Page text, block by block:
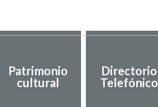
Patrimonio
cultural
Directorio
Telefónico